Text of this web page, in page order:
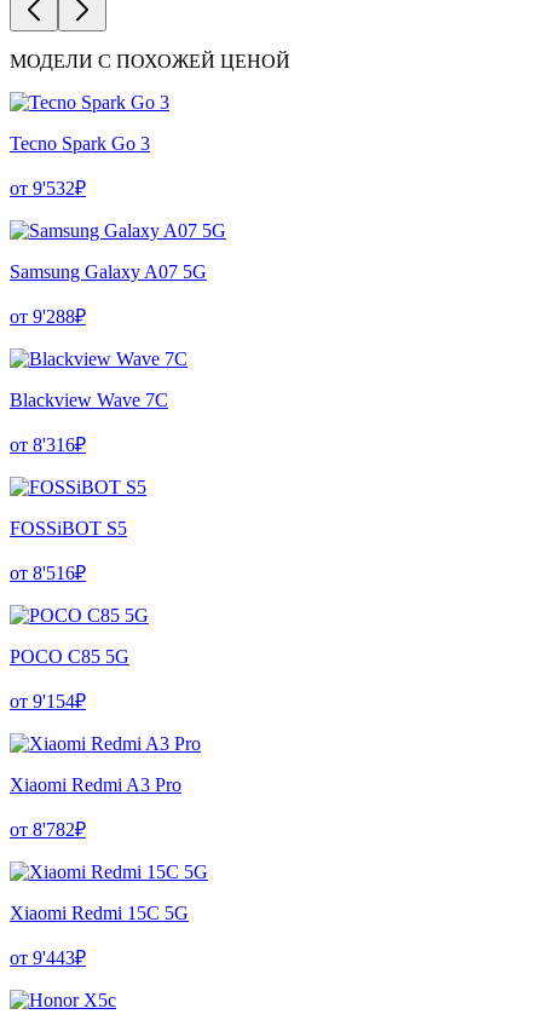
МОДЕЛИ С ПОХОЖЕЙ ЦЕНОЙ
Tecno Spark Go 3
от 9'532₽
Samsung Galaxy A07 5G
от 9'288₽
Blackview Wave 7C
от 8'316₽
FOSSiBOT S5
от 8'516₽
POCO C85 5G
от 9'154₽
Xiaomi Redmi A3 Pro
от 8'782₽
Xiaomi Redmi 15C 5G
от 9'443₽